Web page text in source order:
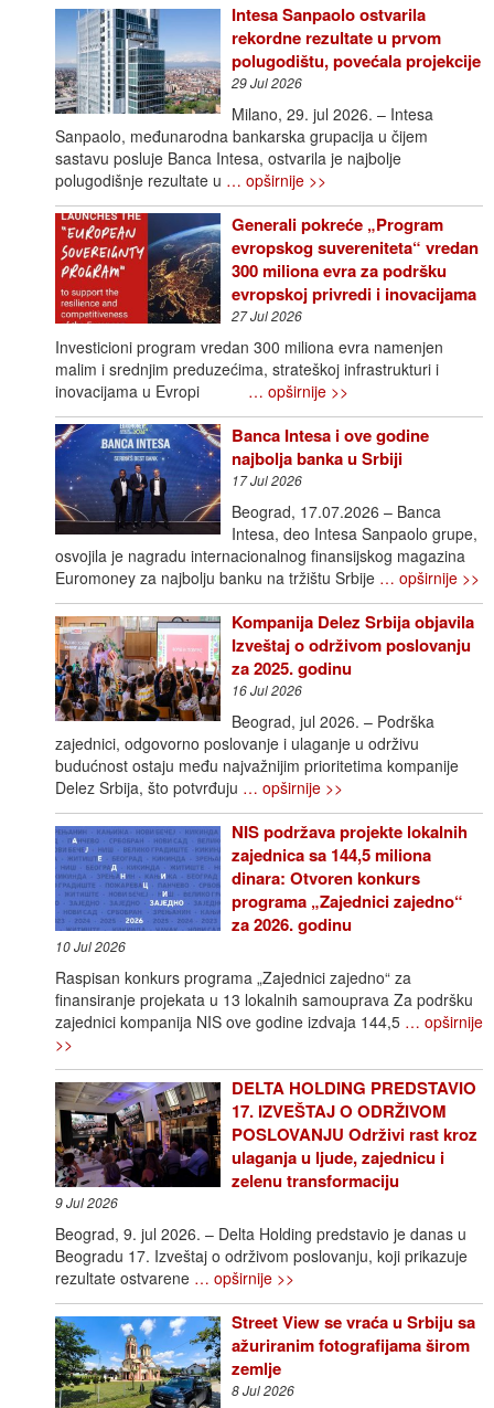
Intesa Sanpaolo ostvarila
rekordne rezultate u prvom
polugodištu, povećala projekcije
29 Jul 2026
Milano, 29. jul 2026. – Intesa
Sanpaolo, međunarodna bankarska grupacija u čijem
sastavu posluje Banca Intesa, ostvarila je najbolje
polugodišnje rezultate u … opširnije >>
Generali pokreće „Program
evropskog suvereniteta“ vredan
300 miliona evra za podršku
evropskoj privredi i inovacijama
27 Jul 2026
Investicioni program vredan 300 miliona evra namenjen
malim i srednjim preduzećima, strateškoj infrastrukturi i
inovacijama u Evropi … opširnije >>
Banca Intesa i ove godine
najbolja banka u Srbiji
17 Jul 2026
Beograd, 17.07.2026 – Banca
Intesa, deo Intesa Sanpaolo grupe,
osvojila je nagradu internacionalnog finansijskog magazina
Euromoney za najbolju banku na tržištu Srbije … opširnije >>
Kompanija Delez Srbija objavila
Izveštaj o održivom poslovanju
za 2025. godinu
16 Jul 2026
Beograd, jul 2026. – Podrška
zajednici, odgovorno poslovanje i ulaganje u održivu
budućnost ostaju među najvažnijim prioritetima kompanije
Delez Srbija, što potvrđuju … opširnije >>
NIS podržava projekte lokalnih
zajednica sa 144,5 miliona
dinara: Otvoren konkurs
programa „Zajednici zajedno“
za 2026. godinu
10 Jul 2026
Raspisan konkurs programa „Zajednici zajedno“ za
finansiranje projekata u 13 lokalnih samouprava Za podršku
zajednici kompanija NIS ove godine izdvaja 144,5 … opširnije
>>
DELTA HOLDING PREDSTAVIO
17. IZVEŠTAJ O ODRŽIVOM
POSLOVANJU Održivi rast kroz
ulaganja u ljude, zajednicu i
zelenu transformaciju
9 Jul 2026
Beograd, 9. jul 2026. – Delta Holding predstavio je danas u
Beogradu 17. Izveštaj o održivom poslovanju, koji prikazuje
rezultate ostvarene … opširnije >>
Street View se vraća u Srbiju sa
ažuriranim fotografijama širom
zemlje
8 Jul 2026